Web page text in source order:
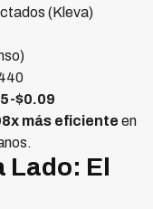
(Kleva)
$0.09
más eficiente en
Lado: El